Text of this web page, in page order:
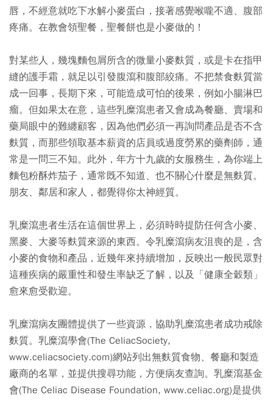
唇，不經意就吃下水解小麥蛋白，接著感覺喉嚨不適、腹部
疼痛。在教會領聖餐，聖餐餅也是小麥做的！
對某些人，幾塊麵包屑所含的微量小麥麩質，或是卡在指甲
縫的護手霜，就足以引發腹瀉和腹部絞痛。不把禁食麩質當
成一回事，長期下來，可能造成可怕的後果，例如小腸淋巴
瘤。但如果太在意，這些乳糜瀉患者又會成為餐廳、賣場和
藥局眼中的難纏顧客，因為他們必須一再詢問產品是否不含
麩質，而那些領取基本薪資的店員或過度勞累的藥劑師，通
常是一問三不知。此外，年方十九歲的女服務生，為你端上
麵包粉酥炸茄子，通常既不知道、也不關心什麼是無麩質。
朋友、鄰居和家人，都覺得你太神經質。
乳糜瀉患者生活在這個世界上，必須時時提防任何含小麥、
黑麥、大麥等麩質來源的東西。令乳糜瀉病友沮喪的是，含
小麥的食物和產品，近幾年來持續增加，反映出一般民眾對
這種疾病的嚴重性和發生率缺乏了解，以及「健康全穀類」
愈來愈受歡迎。
乳糜瀉病友團體提供了一些資源，協助乳糜瀉患者成功戒除
麩質。乳糜瀉學會(The CeliacSociety,
www.celiacsociety.com)網站列出無麩質食物、餐廳和製造
廠商的名單，並提供搜尋功能，方便病友查詢。乳糜瀉基金
會(The Celiac Disease Foundation, www.celiac.org)是提供